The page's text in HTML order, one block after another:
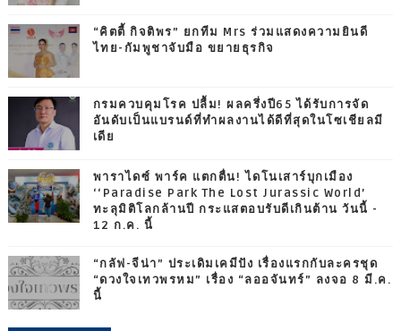
“คิตตี้ กิจติพร” ยกทีม Mrs ร่วมแสดงความยินดี
ไทย-กัมพูชาจับมือ ขยายธุรกิจ
กรมควบคุมโรค ปลื้ม! ผลครึ่งปี65 ได้รับการจัด
อันดับเป็นแบรนด์ที่ทำผลงานได้ดีที่สุดในโซเชียลมี
เดีย
พาราไดซ์ พาร์ค แตกตื่น! ไดโนเสาร์บุกเมือง
‘‘Paradise Park The Lost Jurassic World’
ทะลุมิติโลกล้านปี กระแสตอบรับดีเกินต้าน วันนี้ -
12 ก.ค. นี้
“กลัฟ-จีน่า” ประเดิมเคมีปัง เรื่องแรกกับละครชุด
“ดวงใจเทวพรหม” เรื่อง “ลออจันทร์” ลงจอ 8 มี.ค.
นี้